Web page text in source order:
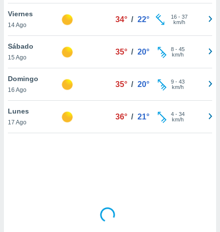
sitio
En
sean
el sitio
ni para
o
Viernes
14 Ago
34° / 22° 16- 37
km/h
Sábado
15 Ago
35° / 20° 8- 45
km/h
Domingo
16 Ago
35° / 20° 9- 43
km/h
Lunes
17 Ago
36° / 21° 4- 34
km/h